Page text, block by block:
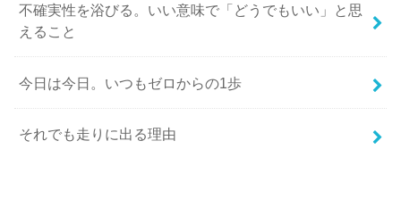
不確実性を浴びる。いい意味で「どうでもいい」と思
えること
今日は今日。いつもゼロからの1歩
それでも走りに出る理由